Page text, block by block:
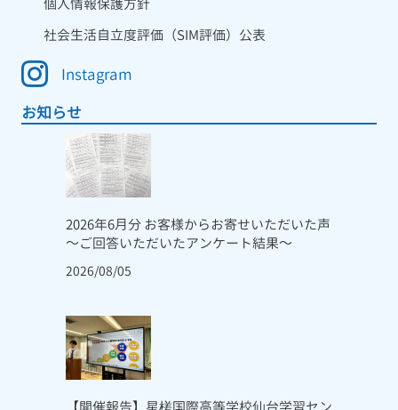
個人情報保護方針
社会生活自立度評価（SIM評価）公表
Instagram
お知らせ
2026年6月分 お客様からお寄せいただいた声
～ご回答いただいたアンケート結果～
2026/08/05